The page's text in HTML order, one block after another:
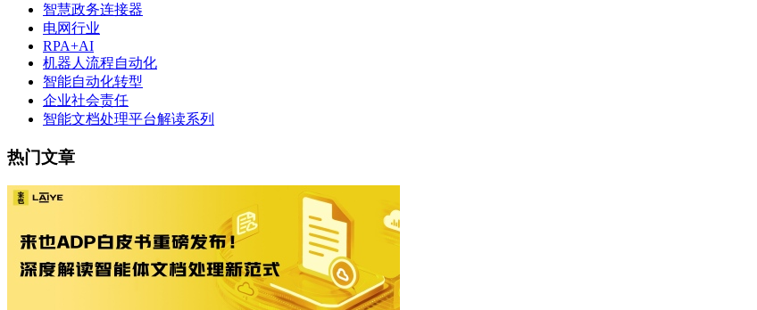
智慧政务连接器
电网行业
RPA+AI
机器人流程自动化
智能自动化转型
企业社会责任
智能文档处理平台解读系列
热门文章